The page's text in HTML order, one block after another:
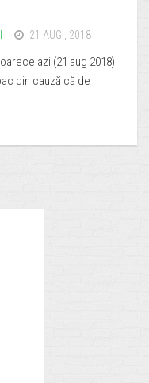
21 AUG., 2018
azi (21 aug 2018)
din cauză că de